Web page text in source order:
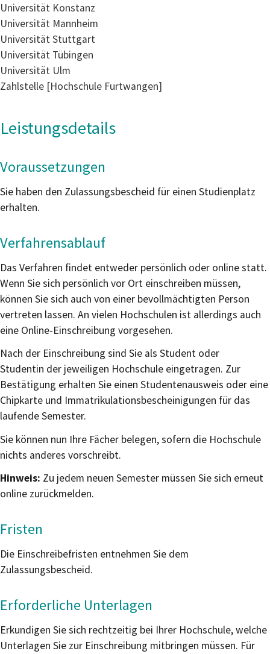
Universität Konstanz
Universität Mannheim
Universität Stuttgart
Universität Tübingen
Universität Ulm
Zahlstelle [Hochschule Furtwangen]
Leistungsdetails
Voraussetzungen
Sie haben den Zulassungsbescheid für einen Studienplatz
erhalten.
Verfahrensablauf
Das Verfahren findet entweder persönlich oder online statt.
Wenn Sie sich persönlich vor Ort einschreiben müssen,
können Sie sich auch von einer bevollmächtigten Person
vertreten lassen. An vielen Hochschulen ist allerdings auch
eine Online-Einschreibung vorgesehen.
Nach der Einschreibung sind Sie als Student oder
Studentin der jeweiligen Hochschule eingetragen. Zur
Bestätigung erhalten Sie einen Studentenausweis oder eine
Chipkarte und Immatrikulationsbescheinigungen für das
laufende Semester.
Sie können nun Ihre Fächer belegen, sofern die Hochschule
nichts anderes vorschreibt.
Hinweis: Zu jedem neuen Semester müssen Sie sich erneut
online zurückmelden.
Fristen
Die Einschreibefristen entnehmen Sie dem
Zulassungsbescheid.
Erforderliche Unterlagen
Erkundigen Sie sich rechtzeitig bei Ihrer Hochschule, welche
Unterlagen Sie zur Einschreibung mitbringen müssen. Für